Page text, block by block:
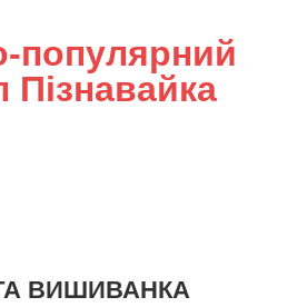
популярний
Пізнавайка
ВИШИВАНКА